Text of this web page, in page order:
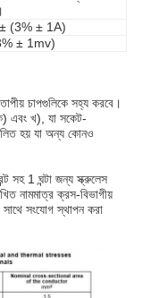
(3% ± 1A)
± 1mv)
তাপীয় চাপগুলিকে সহ্য করবে।
ক) এবং খ), যা সকেট-
হয় যা অন্য কোনও
সহ 1 ঘন্টা জন্য স্ক্রুলেস
নামমাত্র ক্রস-বিভাগীয়
সাথে সংযোগ স্থাপন করা